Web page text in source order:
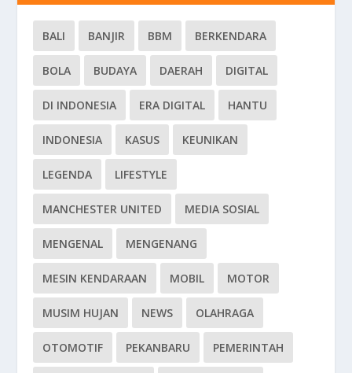
BALI BANJIR BBM BERKENDARA
BOLA BUDAYA DAERAH DIGITAL
DI INDONESIA ERA DIGITAL HANTU
INDONESIA KASUS KEUNIKAN
LEGENDA LIFESTYLE
MANCHESTER UNITED MEDIA SOSIAL
MENGENAL MENGENANG
MESIN KENDARAAN MOBIL MOTOR
MUSIM HUJAN NEWS OLAHRAGA
OTOMOTIF PEKANBARU PEMERINTAH